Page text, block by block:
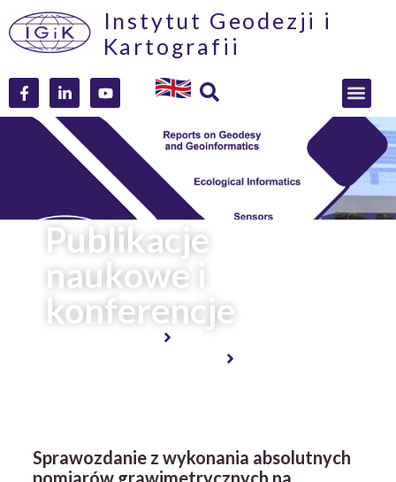
Instytut Geodezji i
Kartografii
Publikacje
naukowe i
konferencje
Sprawozdanie z wykonania absolutnych
pomiarów grawimetrycznych na